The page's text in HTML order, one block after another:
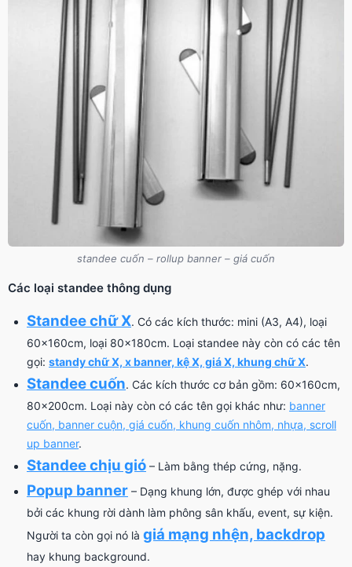
standee cuốn – rollup banner – giá cuốn
Các loại standee thông dụng
Standee chữ X. Có các kích thước: mini (A3, A4), loại
60x160cm, loại 80x180cm. Loại standee này còn có các tên
gọi: standy chữ X, x banner, kệ X, giá X, khung chữ X.
Standee cuốn. Các kích thước cơ bản gồm: 60x160cm,
80x200cm. Loại này còn có các tên gọi khác như: banner
cuốn, banner cuộn, giá cuốn, khung cuốn nhôm, nhựa, scroll
up banner.
Standee chịu gió – Làm bằng thép cứng, nặng.
Popup banner – Dạng khung lớn, được ghép với nhau
bởi các khung rời dành làm phông sân khấu, event, sự kiện.
Người ta còn gọi nó là giá mạng nhện, backdrop
hay khung background.